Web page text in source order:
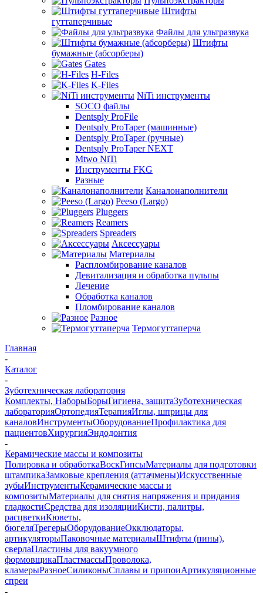
Штифты
гуттаперчивые
Файлы для ультразвука
Штифты
бумажные (абсорберы)
Gates
H-Files
K-Files
NiTi инструменты
SOCO файлы
Dentsply ProFile
Dentsply ProTaper (машинные)
Dentsply ProTaper (ручные)
Dentsply ProTaper NEXT
Mtwo NiTi
Инструменты FKG
Разные
Каналонаполнители
Peeso (Largo)
Pluggers
Reamers
Spreaders
Аксессуары
Материалы
Распломбирование каналов
Девитализация и обработка пульпы
Лечение
Обработка каналов
Пломбирование каналов
Разное
Термогуттаперча
Главная
-
Каталог
-
Зуботехническая лаборатория
Комплекты, НаборыБорыГигиена, защитаЗуботехническая
лабораторияОртопедияТерапияИглы, шприцы для
каналовИнструментыОборудованиеПрофилактика для
пациентовХирургияЭндодонтия
-
Керамические массы и композиты
Полировка и обработкаВоскГипсыМатериалы для подготовки
штампикаЗамковые крепления (аттачмены)Искусственные
зубыИнструментыКерамические массы и
композитыМатериалы для снятия напряжения и придания
гладкостиСредства для изоляцииКисти, палитры,
расцветкиКюветы,
бюгеляТрегерыОборудованиеОкклюдаторы,
артикуляторыПаковочные материалыШтифты (пины),
сверлаПластины для вакуумного
формовщикаПластмассыПроволока,
кламерыРазноеСиликоныСплавы и припоиАртикуляционные
спреи
-